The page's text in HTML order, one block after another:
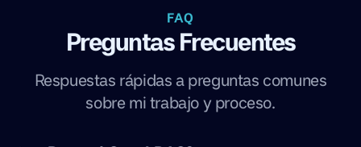
FAQ
Preguntas Frecuentes
Respuestas rápidas a preguntas comunes
sobre mi trabajo y proceso.